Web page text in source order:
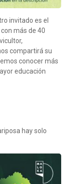
invitado es el
más de 40
compartirá su
conocer más
educación
hay solo